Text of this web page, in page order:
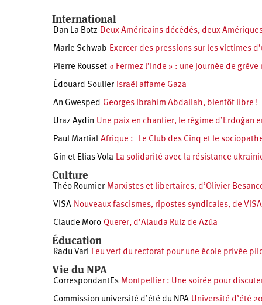
International
Dan La Botz Deux Américains décédés, deux
Marie Schwab Exercer des pressions sur les victimes
Pierre Rousset « Fermez l’Inde » : une journée de
Édouard Soulier Israël affame Gaza
An Gwesped Georges Ibrahim Abdallah, bientôt libre !
Uraz Aydin Une paix en chantier, le régime d’Erdoğan
Paul Martial Afrique : Le Club des Cinq et le
Gin et Elias Vola La solidarité avec la résistance
Culture
Théo Roumier Marxistes et libertaires, d’Olivier
VISA Nouveaux fascismes, ripostes syndicales, de VISA
Claude Moro Querer, d’Alauda Ruiz de Azúa
Éducation
Radu Varl Feu vert du rectorat pour une école privée
Vie du NPA
CorrespondantEs Montpellier : Une soirée pour
Commission université d’été du NPA Université d’été